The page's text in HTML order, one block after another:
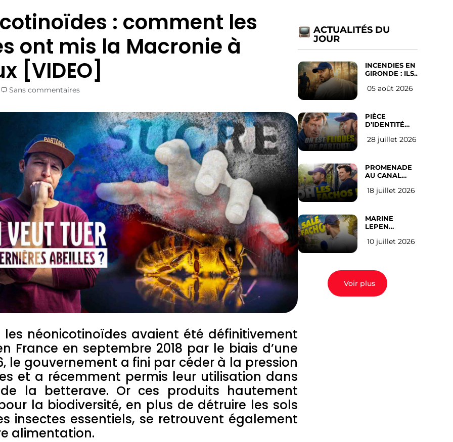
: comment les
ont mis la Macronie à
[VIDEO]
Sans commentaires
les néonicotinoïdes avaient été définitivement
France en septembre 2018 par le biais d’une
le gouvernement a fini par céder à la pression
et a récemment permis leur utilisation dans
la betterave. Or ces produits hautement
la biodiversité, en plus de détruire les sols
insectes essentiels, se retrouvent également
alimentation.
ACTUALITÉS DU
JOUR
INCENDIES EN
GIRONDE : ILS
D’ABANDONNER
05 août 2026
PIÈCE
D’IDENTITÉ
SUR LES
l’avis des
Français
28 juillet 2026
PROMENADE
AU CANAL
(les gauchistes
18 juillet 2026
MARINE
LEPEN
EN 2027 : l’avis
10 juillet 2026
Voir plus